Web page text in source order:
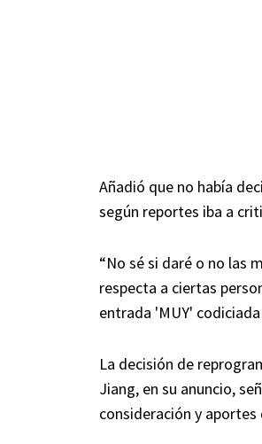
Añadió que no había
según reportes iba a
“No sé si daré o no las
respecta a ciertas
entrada 'MUY'
La decisión de
Jiang, en su anuncio,
consideración y